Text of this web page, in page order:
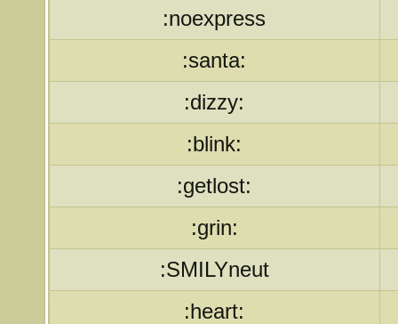
:noexpress
:santa:
:dizzy:
:blink:
:getlost:
:grin:
:SMILYneut
:heart: